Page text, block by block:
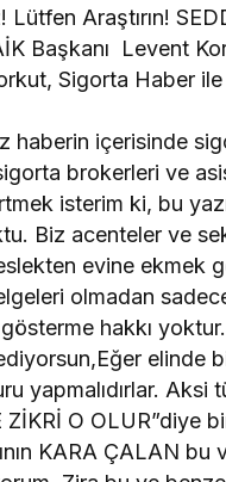
Lütfen Araştırın!
Başkanı Levent
Sigorta Haber
haberin içerisinde
brokerleri ve
isterim ki, bu
Biz acenteler ve
evine ekmek
olmadan
hakkı
elinde
yapmalıdırlar. Aksi
O OLUR”diye
KARA ÇALAN